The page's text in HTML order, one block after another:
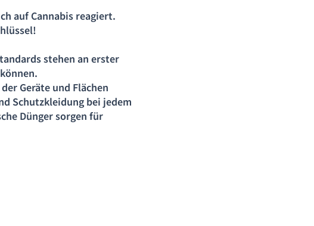
auf Cannabis reagiert.
stehen an erster
Geräte und Flächen
Schutzkleidung bei jedem
Dünger sorgen für